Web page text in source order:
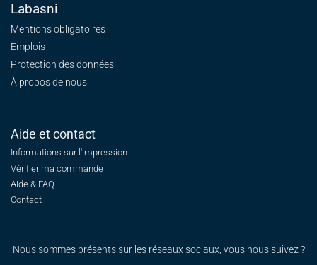
Labasni
Mentions obligatoires
Emplois
Protection des données
À propos de nous
Aide et contact
Informations sur l'impression
Vérifier ma commande
Aide & FAQ
Contact
Nous sommes présents sur les réseaux sociaux, vous nous suivez ?